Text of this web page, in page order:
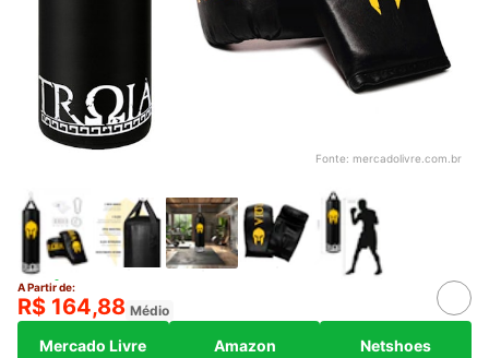
Fonte: mercadolivre.com.br
A Partir de:
R$ 164,88 Médio
Mercado Livre Amazon Netshoes